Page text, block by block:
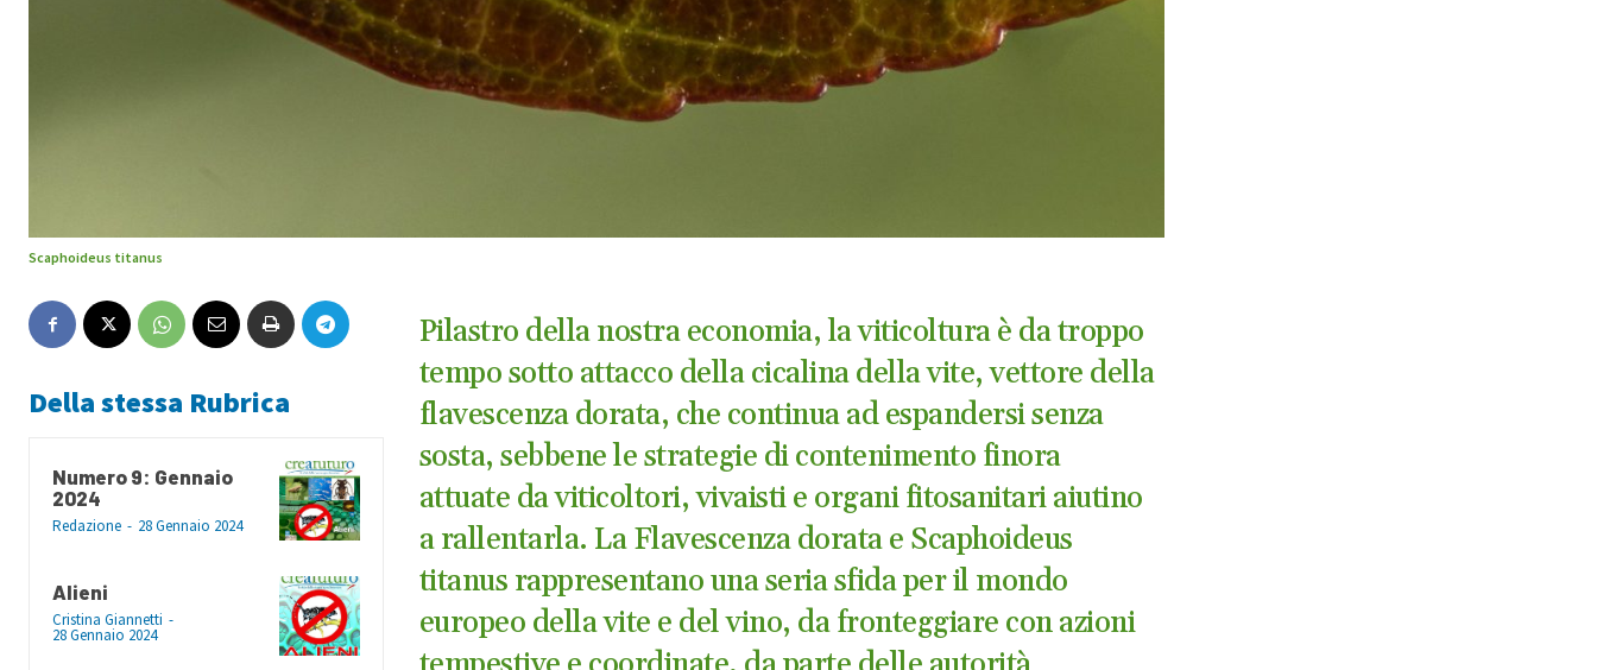
Scaphoideus titanus
Della stessa Rubrica
Numero 9: Gennaio
2024
Redazione - 28 Gennaio 2024
Alieni
Cristina Giannetti -
28 Gennaio 2024
Pilastro della nostra economia, la viticoltura è da troppo
tempo sotto attacco della cicalina della vite, vettore della
flavescenza dorata, che continua ad espandersi senza
sosta, sebbene le strategie di contenimento finora
attuate da viticoltori, vivaisti e organi fitosanitari aiutino
a rallentarla. La Flavescenza dorata e Scaphoideus
titanus rappresentano una seria sfida per il mondo
europeo della vite e del vino, da fronteggiare con azioni